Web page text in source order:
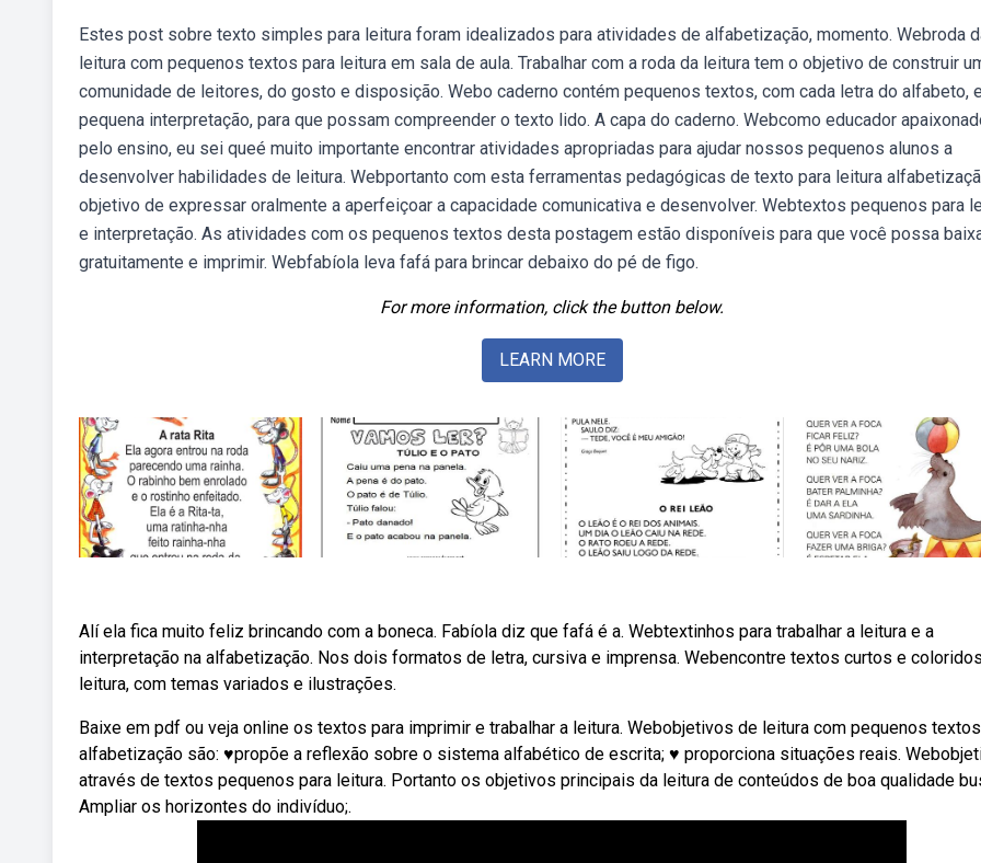
Estes post sobre texto simples para leitura foram idealizados para atividades de alfabetização, momento. Webroda
leitura com pequenos textos para leitura em sala de aula. Trabalhar com a roda da leitura tem o objetivo de construir
comunidade de leitores, do gosto e disposição. Webo caderno contém pequenos textos, com cada letra do alfabeto,
pequena interpretação, para que possam compreender o texto lido. A capa do caderno. Webcomo educador
pelo ensino, eu sei queé muito importante encontrar atividades apropriadas para ajudar nossos pequenos alunos a
desenvolver habilidades de leitura. Webportanto com esta ferramentas pedagógicas de texto para leitura
objetivo de expressar oralmente a aperfeiçoar a capacidade comunicativa e desenvolver. Webtextos pequenos para
e interpretação. As atividades com os pequenos textos desta postagem estão disponíveis para que você possa
gratuitamente e imprimir. Webfabíola leva fafá para brincar debaixo do pé de figo.
For more information, click the button below.
LEARN MORE
Alí ela fica muito feliz brincando com a boneca. Fabíola diz que fafá é a. Webtextinhos para trabalhar a leitura e a
interpretação na alfabetização. Nos dois formatos de letra, cursiva e imprensa. Webencontre textos curtos e
leitura, com temas variados e ilustrações.
Baixe em pdf ou veja online os textos para imprimir e trabalhar a leitura. Webobjetivos de leitura com pequenos
alfabetização são: ♥propõe a reflexão sobre o sistema alfabético de escrita; ♥ proporciona situações reais.
através de textos pequenos para leitura. Portanto os objetivos principais da leitura de conteúdos de boa qualidade
Ampliar os horizontes do indivíduo;.